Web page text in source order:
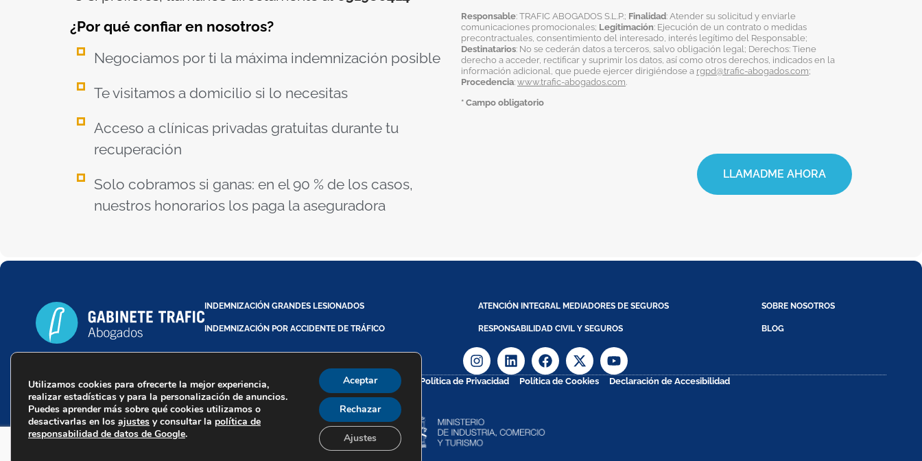
¿Por qué confiar en nosotros?
Negociamos por ti la máxima indemnización posible
Te visitamos a domicilio si lo necesitas
Acceso a clínicas privadas gratuitas durante tu
recuperación
Solo cobramos si ganas: en el 90 % de los casos,
nuestros honorarios los paga la aseguradora
Responsable: TRAFIC ABOGADOS S.L.P.; Finalidad: Atender su solicitud y enviarle
comunicaciones promocionales; Legitimación: Ejecución de un contrato o medidas
precontractuales, consentimiento del interesado, interés legítimo del Responsable;
Destinatarios: No se cederán datos a terceros, salvo obligación legal; Derechos: Tiene
derecho a acceder, rectificar y suprimir los datos, así como otros derechos, indicados en la
información adicional, que puede ejercer dirigiéndose a rgpd@trafic-abogados.com;
Procedencia: www.trafic-abogados.com
* Campo obligatorio
LLAMADME AHORA
INDEMNIZACIÓN GRANDES LESIONADOS ATENCIÓN INTEGRAL MEDIADORES DE SEGUROS SOBRE NOSOTROS
INDEMNIZACIÓN POR ACCIDENTE DE TRÁFICO RESPONSABILIDAD CIVIL Y SEGUROS BLOG
Trafic Abogados - Copyright @ 2026
Aviso Legal Política de Privacidad Política de Cookies Declaración de Accesibilidad
Utilizamos cookies para ofrecerte la mejor experiencia,
realizar estadísticas y para la personalización de anuncios.
Puedes aprender más sobre qué cookies utilizamos o
desactivarlas en los ajustes y consultar la política de
responsabilidad de datos de Google.
Aceptar
Rechazar
Ajustes